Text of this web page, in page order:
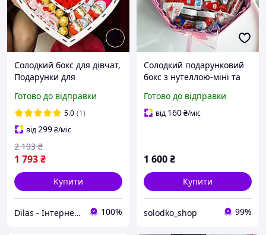
Солодкий бокс для дівчат,
Подарунки для
подарунковій коробці з
цукерками
Готово до відправки
5.0 (1)
від299₴/міс
1 793₴
2 193 ₴
Купити
Dilas - Інтернет-магазин 100%
Солодкий подарунковий
бокс з нутеллою-міні та
дружини на день
народження (розмір L)
Готово до відправки
від 160₴/міс
1 600₴
Купити
solodko_shop 99%